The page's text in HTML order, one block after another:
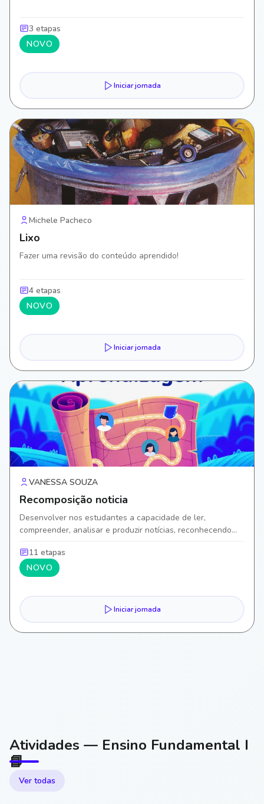
3 etapas
NOVO
Iniciar jornada
Michele Pacheco
Lixo
Fazer uma revisão do conteúdo aprendido!
4 etapas
NOVO
Iniciar jornada
VANESSA SOUZA
Recomposição noticia
Desenvolver nos estudantes a capacidade de ler,
compreender, analisar e produzir notícias, reconhecendo
comunicativa.
11 etapas
NOVO
Iniciar jornada
Atividades — Ensino Fundamental I
📘
Ver todas